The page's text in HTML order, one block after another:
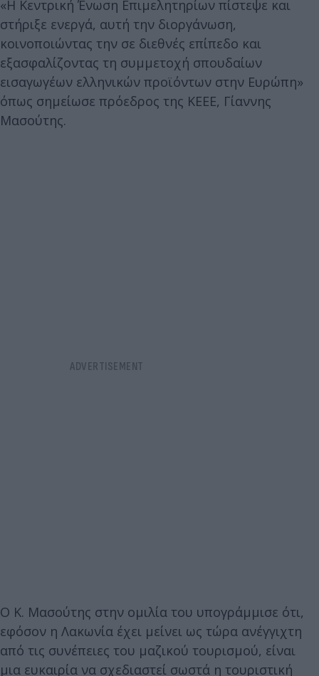
«Η Κεντρική Ένωση Επιμελητηρίων πίστεψε και
στήριξε ενεργά, αυτή την διοργάνωση,
κοινοποιώντας την σε διεθνές επίπεδο και
εξασφαλίζοντας τη συμμετοχή σπουδαίων
εισαγωγέων ελληνικών προϊόντων στην Ευρώπη»
όπως σημείωσε πρόεδρος της ΚΕΕΕ, Γίαννης
Μασούτης.
Ο Κ. Μασούτης στην ομιλία του υπογράμμισε ότι,
εφόσον η Λακωνία έχει μείνει ως τώρα ανέγγιχτη
από τις συνέπειες του μαζικού τουρισμού, είναι
μια ευκαιρία να σχεδιαστεί σωστά η τουριστική